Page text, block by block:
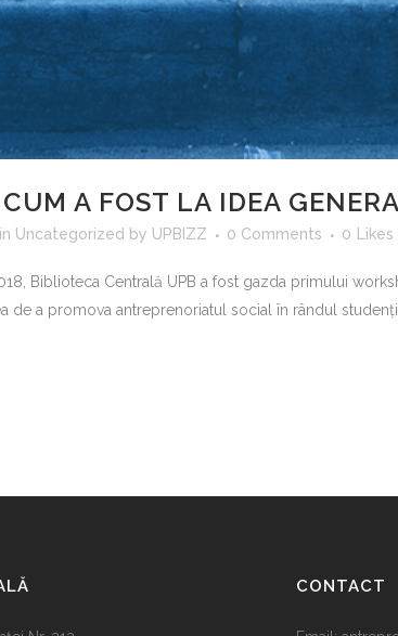
CUM A FOST LA IDEA
in Uncategorized by UPBIZZ 0 Comments 0 Likes
Biblioteca Centrală UPB a fost gazda primului
de a promova antreprenoriatul social în rândul
CONTACT